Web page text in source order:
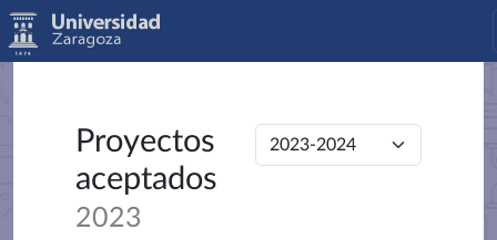
Proyectos
aceptados
2023